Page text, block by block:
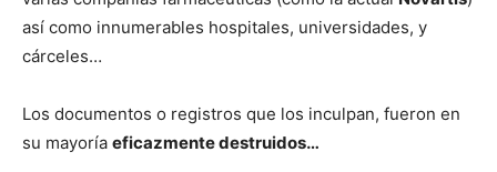
así como innumerables hospitales, universidades, y
cárceles…
Los documentos o registros que los inculpan, fueron en
su mayoría eficazmente destruidos…